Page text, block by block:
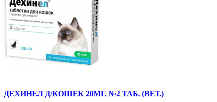
ДЕХИНЕЛ Д/КОШЕК 20МГ. №2 ТАБ. (ВЕТ.)